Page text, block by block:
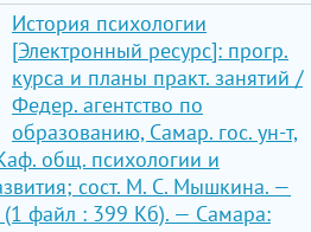
История психологии
[Электронный ресурс]: прогр.
курса и планы практ. занятий /
Федер. агентство по
образованию, Самар. гос. ун-т,
общ. психологии и
сост. М. С. Мышкина. —
(1 файл : 399 Кб). — Самара: